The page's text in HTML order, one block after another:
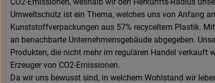
Umweltschutz ist ein Thema, welches uns von Anfang
Kunststoffverpackungen aus 57% recyceltem Plastik.
an benachbarte Unternehmensgebäude abgegeben.
Produkten, die nicht mehr im regulären Handel verkauft
Erzeuger von CO2-Emissionen.
Da wir uns bewusst sind, in welchem Wohlstand wir